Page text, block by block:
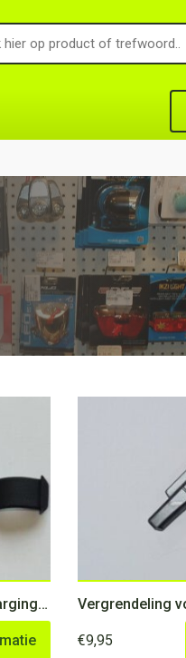
Giant Kappen Dustcap Of Charging Socket For Expression E+
€9,95